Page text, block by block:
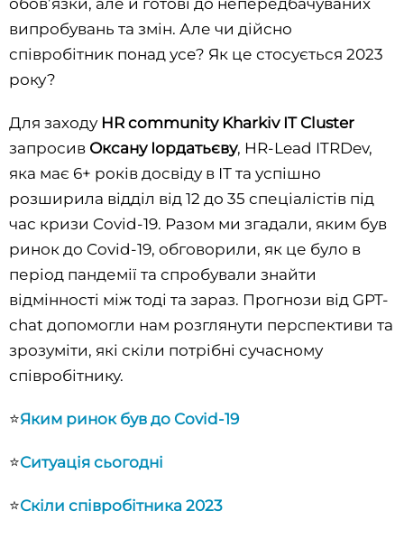
обов’язки, але й готові до непередбачуваних
випробувань та змін. Але чи дійсно
співробітник понад усе? Як це стосується 2023
року?
Для заходу HR community Kharkiv IT Cluster
запросив Оксану Іордатьєву, HR-Lead ITRDev,
яка має 6+ років досвіду в ІТ та успішно
розширила відділ від 12 до 35 спеціалістів під
час кризи Covid-19. Разом ми згадали, яким був
ринок до Covid-19, обговорили, як це було в
період пандемії та спробували знайти
відмінності між тоді та зараз. Прогнози від GPT-
chat допомогли нам розглянути перспективи та
зрозуміти, які скіли потрібні сучасному
співробітнику.
⭐Яким ринок був до Covid-19
⭐Ситуація сьогодні
⭐Скіли співробітника 2023